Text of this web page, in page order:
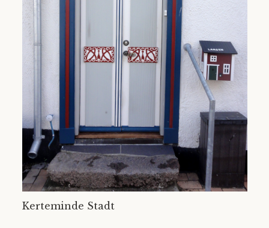
Kerteminde Stadt